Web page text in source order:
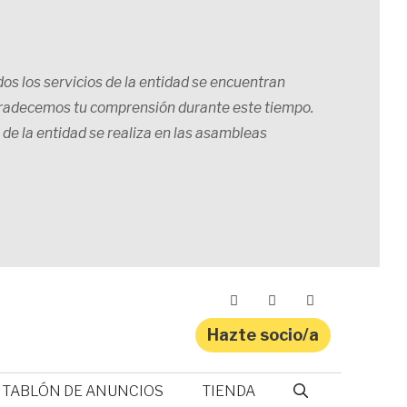
los servicios de la entidad se encuentran
tu comprensión durante este tiempo.
la entidad se realiza en las asambleas
Hazte socio/a
TABLÓN DE ANUNCIOS TIENDA
La asociación Siero
NOTICIAS